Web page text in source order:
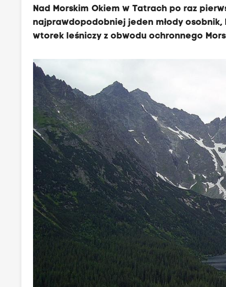
Nad Morskim Okiem w Tatrach po raz
najprawdopodobniej jeden młody
wtorek leśniczy z obwodu ochronnego